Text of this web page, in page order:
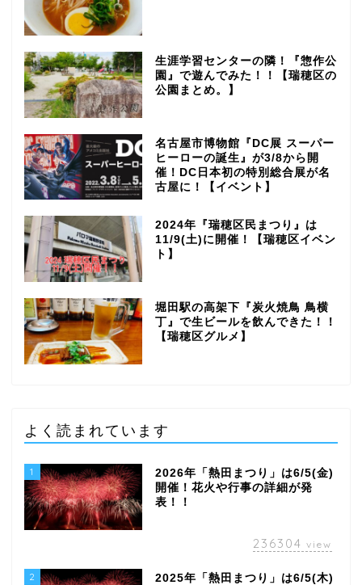
生涯学習センターの隣！『惣作公
園』で遊んでみた！！【瑞穂区の
公園まとめ。】
名古屋市博物館『DC展 スーパー
ヒーローの誕生』が3/8から開
催！DC日本初の特別総合展が名
古屋に！【イベント】
2024年『瑞穂区民まつり』は
11/9(土)に開催！【瑞穂区イベン
ト】
堀田駅の高架下『炭火焼鳥 鳥横
丁』で生ビールを飲んできた！！
【瑞穂区グルメ】
よく読まれています
1
2026年「熱田まつり」は6/5(金)
開催！花火や行事の詳細が発
表！！
236304 view
2
2025年「熱田まつり」は6/5(木)